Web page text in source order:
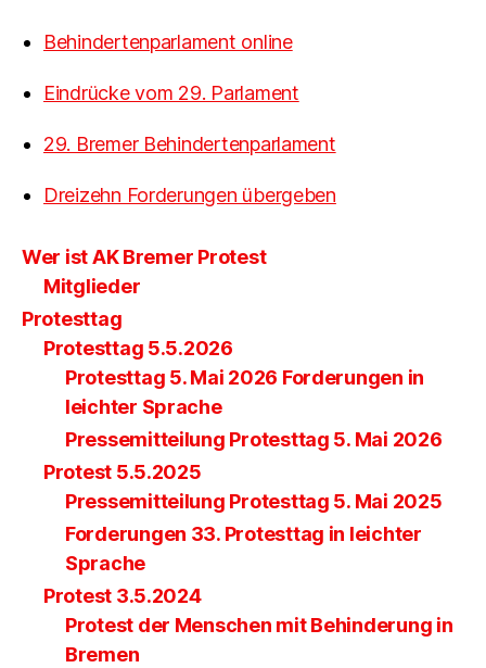
Behindertenparlament online
Eindrücke vom 29. Parlament
29. Bremer Behindertenparlament
Dreizehn Forderungen übergeben
Wer ist AK Bremer Protest
Mitglieder
Protesttag
Protesttag 5.5.2026
Protesttag 5. Mai 2026 Forderungen in
leichter Sprache
Pressemitteilung Protesttag 5. Mai 2026
Protest 5.5.2025
Pressemitteilung Protesttag 5. Mai 2025
Forderungen 33. Protesttag in leichter
Sprache
Protest 3.5.2024
Protest der Menschen mit Behinderung in
Bremen